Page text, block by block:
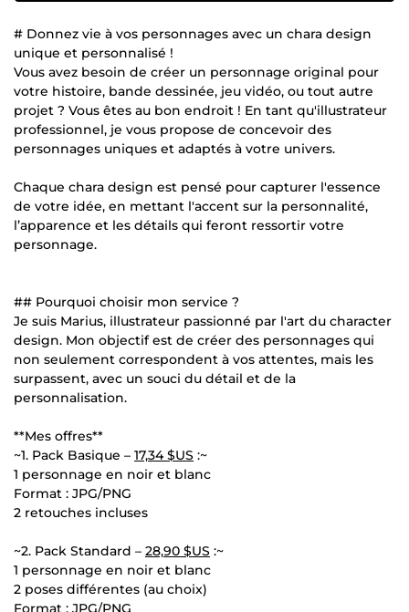
# Donnez vie à vos personnages avec un chara design
unique et personnalisé !
Vous avez besoin de créer un personnage original pour
votre histoire, bande dessinée, jeu vidéo, ou tout autre
projet ? Vous êtes au bon endroit ! En tant qu'illustrateur
professionnel, je vous propose de concevoir des
personnages uniques et adaptés à votre univers.
Chaque chara design est pensé pour capturer l'essence
de votre idée, en mettant l'accent sur la personnalité,
l’apparence et les détails qui feront ressortir votre
personnage.
## Pourquoi choisir mon service ?
Je suis Marius, illustrateur passionné par l'art du character
design. Mon objectif est de créer des personnages qui
non seulement correspondent à vos attentes, mais les
surpassent, avec un souci du détail et de la
personnalisation.
**Mes offres**
~1. Pack Basique – 17,34 $US :~
1 personnage en noir et blanc
Format : JPG/PNG
2 retouches incluses
~2. Pack Standard – 28,90 $US :~
1 personnage en noir et blanc
2 poses différentes (au choix)
Format : JPG/PNG